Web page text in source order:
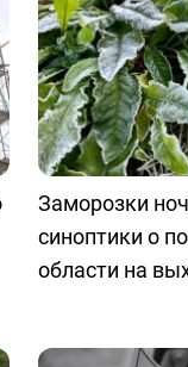
Заморозки
синоптики о
области на